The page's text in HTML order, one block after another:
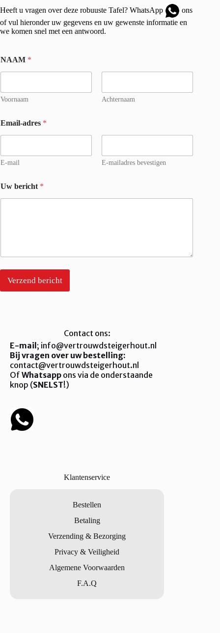
Heeft u vragen over deze robuuste Tafel? WhatsApp
ons
of vul hieronder uw gegevens en uw gewenste informatie en
we komen snel met een antwoord.
NAAM *
Voornaam Achternaam
Email-adres *
E-mail E-mailadres bevestigen
Uw bericht *
Verzend bericht
Contact ons:
E-mail; info@vertrouwdsteigerhout.nl
Bij vragen over uw bestelling:
contact@vertrouwdsteigerhout.nl
Of Whatsapp ons via de onderstaande
knop (SNELST!)
Klantenservice
Bestellen
Betaling
Verzending & Bezorging
Privacy & Veiligheid
Algemene Voorwaarden
F.A.Q